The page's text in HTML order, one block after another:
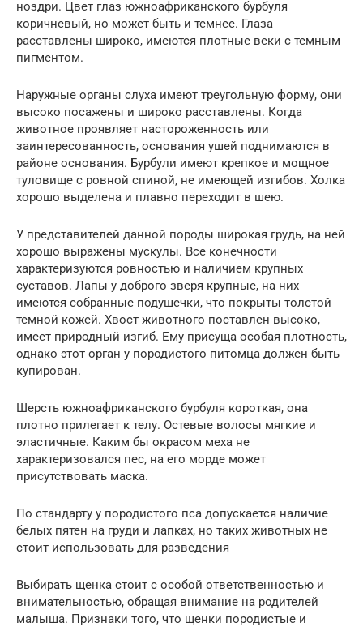
ноздри. Цвет глаз южноафриканского бурбуля
коричневый, но может быть и темнее. Глаза
расставлены широко, имеются плотные веки с темным
пигментом.
Наружные органы слуха имеют треугольную форму, они
высоко посажены и широко расставлены. Когда
животное проявляет настороженность или
заинтересованность, основания ушей поднимаются в
районе основания. Бурбули имеют крепкое и мощное
туловище с ровной спиной, не имеющей изгибов. Холка
хорошо выделена и плавно переходит в шею.
У представителей данной породы широкая грудь, на ней
хорошо выражены мускулы. Все конечности
характеризуются ровностью и наличием крупных
суставов. Лапы у доброго зверя крупные, на них
имеются собранные подушечки, что покрыты толстой
темной кожей. Хвост животного поставлен высоко,
имеет природный изгиб. Ему присуща особая плотность,
однако этот орган у породистого питомца должен быть
купирован.
Шерсть южноафриканского бурбуля короткая, она
плотно прилегает к телу. Остевые волосы мягкие и
эластичные. Каким бы окрасом меха не
характеризовался пес, на его морде может
присутствовать маска.
По стандарту у породистого пса допускается наличие
белых пятен на груди и лапках, но таких животных не
стоит использовать для разведения
Выбирать щенка стоит с особой ответственностью и
внимательностью, обращая внимание на родителей
малыша. Признаки того, что щенки породистые и